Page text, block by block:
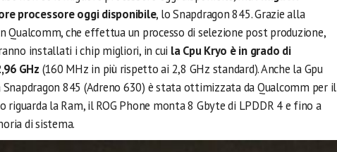
processore oggi disponibile, lo Snapdragon 845. Grazie alla
Qualcomm, che effettua un processo di selezione post produzione,
installati i chip migliori, in cui la Cpu Kryo è in grado di
GHz (160 MHz in più rispetto ai 2,8 GHz standard). Anche la Gpu
845 (Adreno 630) è stata ottimizzata da Qualcomm per il
riguarda la Ram, il ROG Phone monta 8 Gbyte di LPDDR 4 e fino a
di sistema.